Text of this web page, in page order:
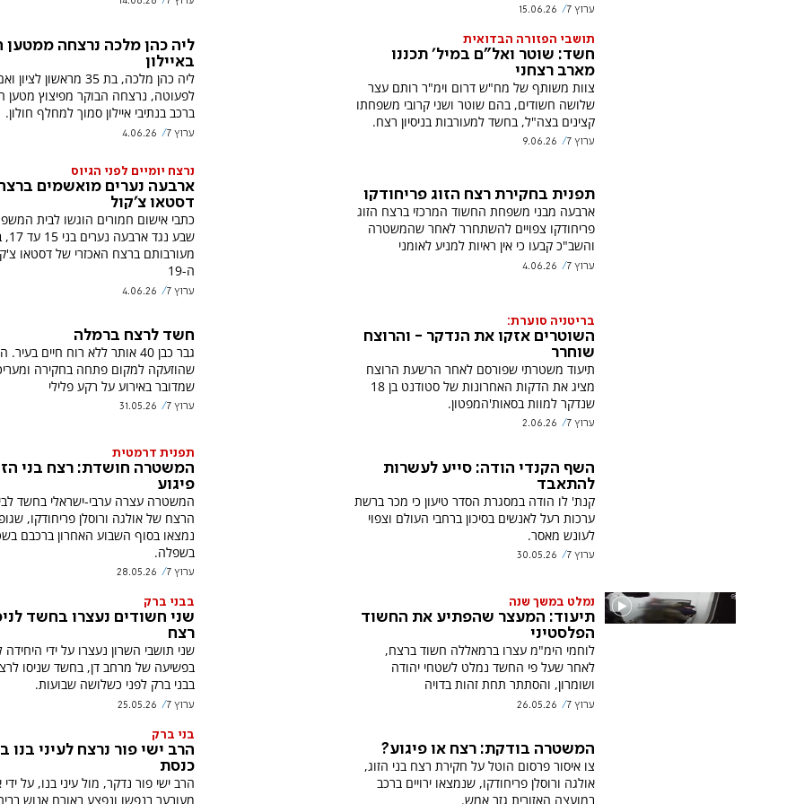
ערוץ 7 15.06.26
תושבי הפזורה הבדואית
חשד: שוטר ואל"ם במיל' תכננו
מארב רצחני
צוות משותף של מח"ש דרום וימ"ר רותם עצר
שלושה חשודים, בהם שוטר ושני קרובי משפחתו
קצינים בצה"ל, בחשד למעורבות בניסיון רצח.
ערוץ 7 9.06.26
ליה כהן מלכה נרצחה ממטען
באיילון
ליה כהן מלכה, בת 35 מראשון לציון
לפעוטה, נרצחה הבוקר מפיצוץ מטען
ברכב בנתיבי איילון סמוך למחלף חולון.
ערוץ 7 4.06.26
תפנית בחקירת רצח הזוג פריחודקו
ארבעה מבני משפחת החשוד המרכזי ברצח הזוג
פריחודקו צפויים להשתחרר לאחר שהמשטרה
והשב"כ קבעו כי אין ראיות למניע לאומני
ערוץ 7 4.06.26
נרצח יומיים לפני הגיוס
ארבעה נערים מואשמים
דסטאו צ'קול
כתבי אישום חמורים הוגשו לבית
שבע נגד
מעורבותם ברצח האכזרי של דסטאו
ה-19
ערוץ 7 4.06.26
בריטניה סוערת:
השוטרים אזקו את הנדקר - והרוצח
שוחרר
תיעוד משטרתי שפורסם לאחר הרשעת הרוצח
מציג את הדקות האחרונות של סטודנט בן 18
שנדקר למוות בסאות'המפטון.
ערוץ 7 2.06.26
חשד לרצח ברמלה
גבר כבן 40 אותר ללא רוח חיים
שהוזעקה למקום פתחה בחקירה
שמדובר באירוע על רקע פלילי
ערוץ 7 31.05.26
השף הקנדי הודה: סייע לעשרות
להתאבד
קנת' לו הודה במסגרת הסדר טיעון כי מכר ברשת
ערכות רעל לאנשים בסיכון ברחבי העולם וצפוי
לעונש מאסר.
ערוץ 7 30.05.26
תפנית דרמטית
המשטרה חושדת: רצח בני
פיגוע
המשטרה עצרה ערבי-ישראלי בחשד
הרצח של אולגה ורוסלן פריחודקו,
נמצאו בסוף השבוע האחרון ברכבם
בשפלה.
ערוץ 7 28.05.26
נמלט במשך שנה
תיעוד: המעצר שהפתיע את החשוד
הפלסטיני
לוחמי הימ"מ עצרו ברמאללה חשוד ברצח,
לאחר שעל פי החשד נמלט לשטחי יהודה
ושומרון, והסתתר תחת זהות בדויה
ערוץ 7 26.05.26
בבני ברק
שני חשודים נעצרו בחשד
רצח
שני תושבי השרון נעצרו על ידי
בפשיעה של מרחב דן, בחשד שניסו
בבני ברק לפני כשלושה שבועות.
ערוץ 7 25.05.26
המשטרה בודקת: רצח או פיגוע?
צו איסור פרסום הוטל על חקירת רצח בני הזוג,
אולגה ורוסלן פריחודקו, שנמצאו ירויים ברכב
במועצה האזורית גזר אמש.
בני ברק
הרב ישי פור נרצח לעיני בנו
כנסת
הרב ישי פור נדקר, מול עיני בנו, על
מעורער בנפשו ונפצע באורח אנוש